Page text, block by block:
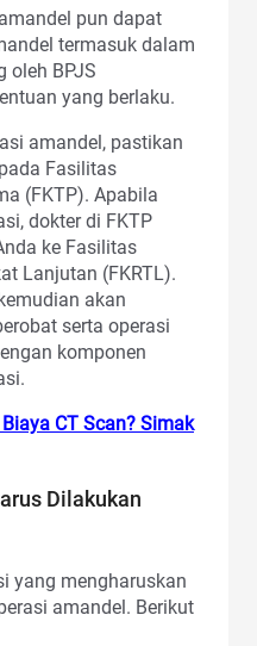
pun dapat
termasuk dalam
oleh BPJS
yang berlaku.
amandel, pastikan
Fasilitas
(FKTP). Apabila
dokter di FKTP
ke Fasilitas
Lanjutan (FKRTL).
akan
serta operasi
komponen
CT Scan? Simak
Dilakukan
yang mengharuskan
amandel. Berikut